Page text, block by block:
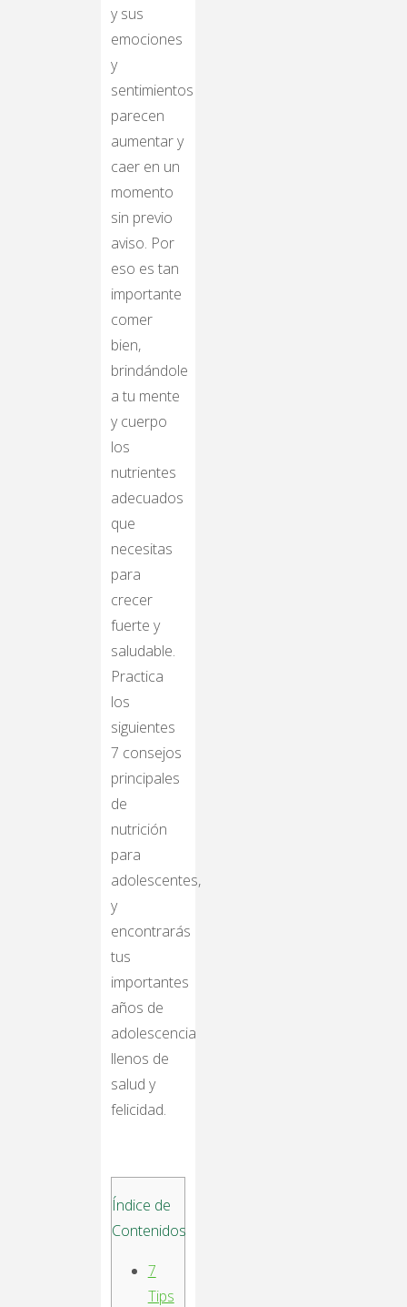
y sus
emociones
y
sentimientos
parecen
aumentar y
caer en un
momento
sin previo
aviso. Por
eso es tan
importante
comer
bien,
brindándole
a tu mente
y cuerpo
los
nutrientes
adecuados
que
necesitas
para
crecer
fuerte y
saludable.
Practica
los
siguientes
7 consejos
principales
de
nutrición
para
adolescentes,
y
encontrarás
tus
importantes
años de
adolescencia
llenos de
salud y
felicidad.
Índice de
Contenidos
7
Tips